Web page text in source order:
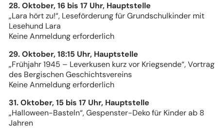
28. Oktober, 16 bis 17 Uhr, Hauptstelle
„Lara hört zu!“, Leseförderung für Grundschulkinder mit
Lesehund Lara
Keine Anmeldung erforderlich
29. Oktober, 18:15 Uhr, Hauptstelle
„Frühjahr 1945 – Leverkusen kurz vor Kriegsende“, Vortrag
des Bergischen Geschichtsvereins
Keine Anmeldung erforderlich
31. Oktober, 15 bis 17 Uhr, Hauptstelle
„Halloween-Basteln“, Gespenster-Deko für Kinder ab 8
Jahren